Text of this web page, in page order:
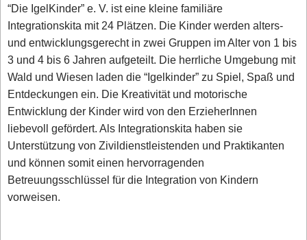
“Die IgelKinder” e. V. ist eine kleine familiäre
Integrationskita mit 24 Plätzen. Die Kinder werden alters-
und entwicklungsgerecht in zwei Gruppen im Alter von 1 bis
3 und 4 bis 6 Jahren aufgeteilt. Die herrliche Umgebung mit
Wald und Wiesen laden die “Igelkinder” zu Spiel, Spaß und
Entdeckungen ein. Die Kreativität und motorische
Entwicklung der Kinder wird von den ErzieherInnen
liebevoll gefördert. Als Integrationskita haben sie
Unterstützung von Zivildienstleistenden und Praktikanten
und können somit einen hervorragenden
Betreuungsschlüssel für die Integration von Kindern
vorweisen.